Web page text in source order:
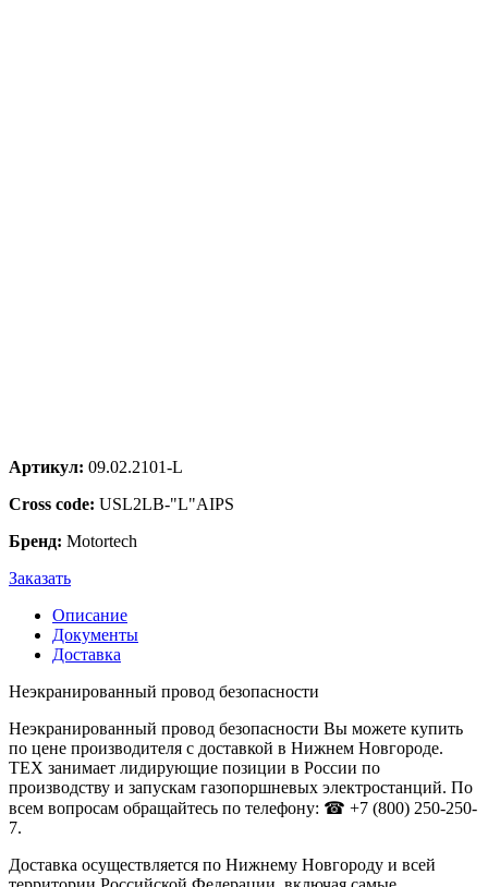
Артикул: 09.02.2101-L
Cross code: USL2LB-"L"AIPS
Бренд: Motortech
Заказать
Описание
Документы
Доставка
Неэкранированный провод безопасности
Неэкранированный провод безопасности Вы можете купить
по цене производителя с доставкой в Нижнем Новгороде.
ТЕХ занимает лидирующие позиции в России по
производству и запускам газопоршневых электростанций. По
всем вопросам обращайтесь по телефону: ☎ +7 (800) 250-250-
7.
Доставка осуществляется по Нижнему Новгороду и всей